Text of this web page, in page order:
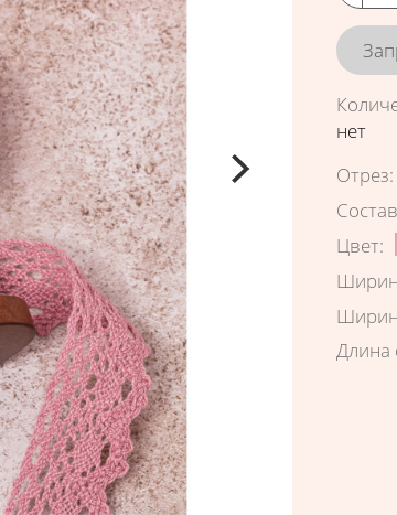
нет
Отрез:
Состав
Цвет:
Длина